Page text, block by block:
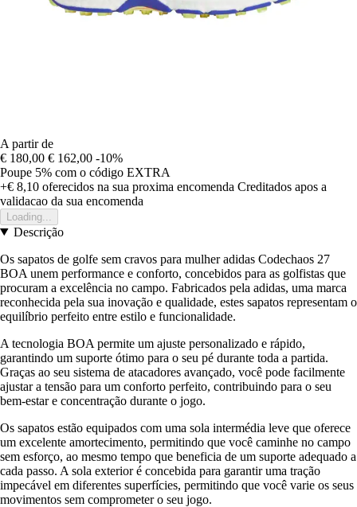
A partir de
€ 180,00 € 162,00 -10%
Poupe 5% com o código EXTRA
+€ 8,10 oferecidos na sua proxima encomenda Creditados apos a
validacao da sua encomenda
Loading...
Descrição
Os sapatos de golfe sem cravos para mulher adidas Codechaos 27
BOA unem performance e conforto, concebidos para as golfistas que
procuram a excelência no campo. Fabricados pela adidas, uma marca
reconhecida pela sua inovação e qualidade, estes sapatos representam o
equilíbrio perfeito entre estilo e funcionalidade.
A tecnologia BOA permite um ajuste personalizado e rápido,
garantindo um suporte ótimo para o seu pé durante toda a partida.
Graças ao seu sistema de atacadores avançado, você pode facilmente
ajustar a tensão para um conforto perfeito, contribuindo para o seu
bem-estar e concentração durante o jogo.
Os sapatos estão equipados com uma sola intermédia leve que oferece
um excelente amortecimento, permitindo que você caminhe no campo
sem esforço, ao mesmo tempo que beneficia de um suporte adequado a
cada passo. A sola exterior é concebida para garantir uma tração
impecável em diferentes superfícies, permitindo que você varie os seus
movimentos sem comprometer o seu jogo.